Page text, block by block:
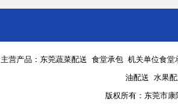
主营产品：东莞蔬菜配送 食堂承包 机关单位食
油配送 水果
版权所有：东莞市康